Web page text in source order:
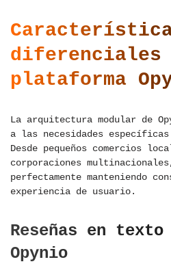
diferenciales
plataforma
La arquitectura modular de
a las necesidades
Desde pequeños comercios
corporaciones
perfectamente manteniendo
experiencia de usuario.
Reseñas en
Opynio